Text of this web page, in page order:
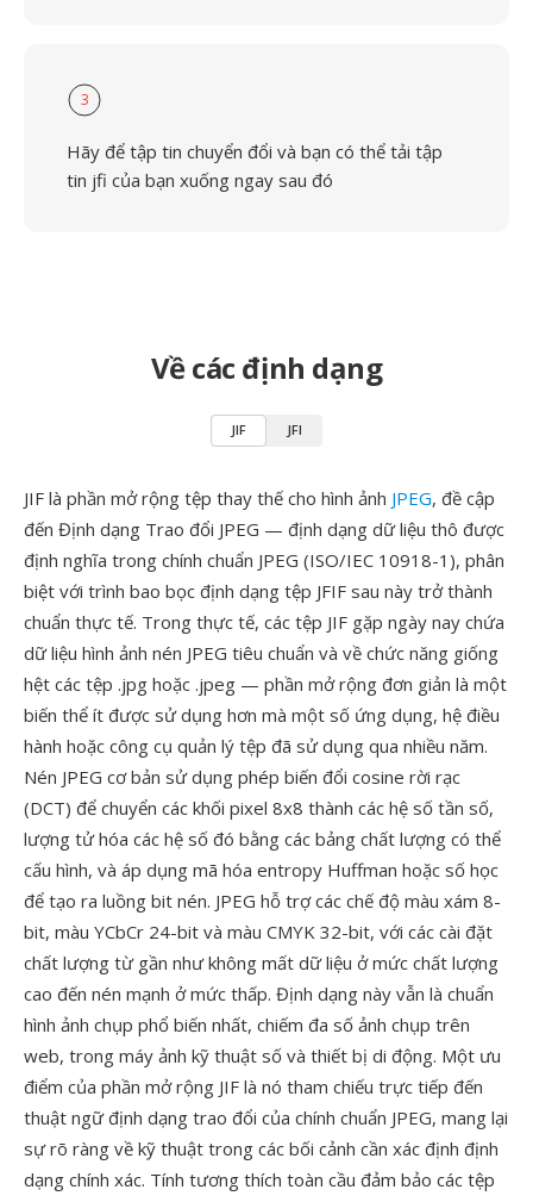
3
Hãy để tập tin chuyển đổi và bạn có thể tải tập
tin jfi của bạn xuống ngay sau đó
Về các định dạng
JIF JFI
JIF là phần mở rộng tệp thay thế cho hình ảnh JPEG, đề cập
đến Định dạng Trao đổi JPEG — định dạng dữ liệu thô được
định nghĩa trong chính chuẩn JPEG (ISO/IEC 10918-1), phân
biệt với trình bao bọc định dạng tệp JFIF sau này trở thành
chuẩn thực tế. Trong thực tế, các tệp JIF gặp ngày nay chứa
dữ liệu hình ảnh nén JPEG tiêu chuẩn và về chức năng giống
hệt các tệp .jpg hoặc .jpeg — phần mở rộng đơn giản là một
biến thể ít được sử dụng hơn mà một số ứng dụng, hệ điều
hành hoặc công cụ quản lý tệp đã sử dụng qua nhiều năm.
Nén JPEG cơ bản sử dụng phép biến đổi cosine rời rạc
(DCT) để chuyển các khối pixel 8x8 thành các hệ số tần số,
lượng tử hóa các hệ số đó bằng các bảng chất lượng có thể
cấu hình, và áp dụng mã hóa entropy Huffman hoặc số học
để tạo ra luồng bit nén. JPEG hỗ trợ các chế độ màu xám 8-
bit, màu YCbCr 24-bit và màu CMYK 32-bit, với các cài đặt
chất lượng từ gần như không mất dữ liệu ở mức chất lượng
cao đến nén mạnh ở mức thấp. Định dạng này vẫn là chuẩn
hình ảnh chụp phổ biến nhất, chiếm đa số ảnh chụp trên
web, trong máy ảnh kỹ thuật số và thiết bị di động. Một ưu
điểm của phần mở rộng JIF là nó tham chiếu trực tiếp đến
thuật ngữ định dạng trao đổi của chính chuẩn JPEG, mang lại
sự rõ ràng về kỹ thuật trong các bối cảnh cần xác định định
dạng chính xác. Tính tương thích toàn cầu đảm bảo các tệp